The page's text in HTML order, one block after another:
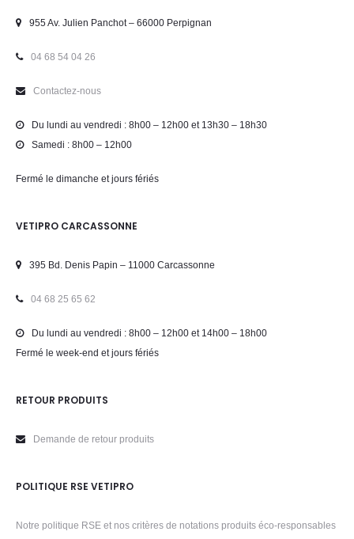
955 Av. Julien Panchot – 66000 Perpignan
04 68 54 04 26
Contactez-nous
Du lundi au vendredi : 8h00 – 12h00 et 13h30 – 18h30
Samedi : 8h00 – 12h00
Fermé le dimanche et jours fériés
VETIPRO CARCASSONNE
395 Bd. Denis Papin – 11000 Carcassonne
04 68 25 65 62
Du lundi au vendredi : 8h00 – 12h00 et 14h00 – 18h00
Fermé le week-end et jours fériés
RETOUR PRODUITS
Demande de retour produits
POLITIQUE RSE VETIPRO
Notre politique RSE et nos critères de notations produits éco-responsables